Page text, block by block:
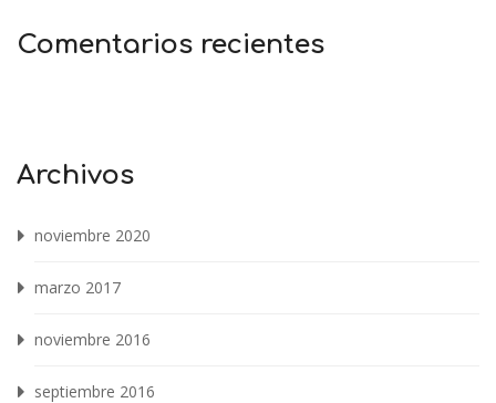
Comentarios recientes
Archivos
noviembre 2020
marzo 2017
noviembre 2016
septiembre 2016